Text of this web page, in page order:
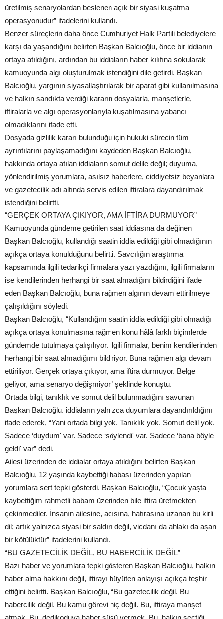
üretilmiş senaryolardan beslenen açık bir siyasi kuşatma
operasyonudur” ifadelerini kullandı.
Benzer süreçlerin daha önce Cumhuriyet Halk Partili belediyelere
karşı da yaşandığını belirten Başkan Balcıoğlu, önce bir iddianın
ortaya atıldığını, ardından bu iddiaların haber kılıfına sokularak
kamuoyunda algı oluşturulmak istendiğini dile getirdi. Başkan
Balcıoğlu, yargının siyasallaştırılarak bir aparat gibi kullanılmasına
ve halkın sandıkta verdiği kararın dosyalarla, manşetlerle,
iftiralarla ve algı operasyonlarıyla kuşatılmasına yabancı
olmadıklarını ifade etti.
Dosyada gizlilik kararı bulunduğu için hukuki sürecin tüm
ayrıntılarını paylaşamadığını kaydeden Başkan Balcıoğlu,
hakkında ortaya atılan iddiaların somut delile değil; duyuma,
yönlendirilmiş yorumlara, asılsız haberlere, ciddiyetsiz beyanlara
ve gazetecilik adı altında servis edilen iftiralara dayandırılmak
istendiğini belirtti.
“GERÇEK ORTAYA ÇIKIYOR, AMA İFTİRA DURMUYOR”
Kamuoyunda gündeme getirilen saat iddiasına da değinen
Başkan Balcıoğlu, kullandığı saatin iddia edildiği gibi olmadığının
açıkça ortaya konulduğunu belirtti. Savcılığın araştırma
kapsamında ilgili tedarikçi firmalara yazı yazdığını, ilgili firmaların
ise kendilerinden herhangi bir saat almadığını bildirdiğini ifade
eden Başkan Balcıoğlu, buna rağmen algının devam ettirilmeye
çalışıldığını söyledi.
Başkan Balcıoğlu, “Kullandığım saatin iddia edildiği gibi olmadığı
açıkça ortaya konulmasına rağmen konu hâlâ farklı biçimlerde
gündemde tutulmaya çalışılıyor. İlgili firmalar, benim kendilerinden
herhangi bir saat almadığımı bildiriyor. Buna rağmen algı devam
ettiriliyor. Gerçek ortaya çıkıyor, ama iftira durmuyor. Belge
geliyor, ama senaryo değişmiyor” şeklinde konuştu.
Ortada bilgi, tanıklık ve somut delil bulunmadığını savunan
Başkan Balcıoğlu, iddiaların yalnızca duyumlara dayandırıldığını
ifade ederek, “Yani ortada bilgi yok. Tanıklık yok. Somut delil yok.
Sadece ‘duydum' var. Sadece ‘söylendi' var. Sadece ‘bana böyle
geldi' var” dedi.
Ailesi üzerinden de iddialar ortaya atıldığını belirten Başkan
Balcıoğlu, 12 yaşında kaybettiği babası üzerinden yapılan
yorumlara sert tepki gösterdi. Başkan Balcıoğlu, “Çocuk yaşta
kaybettiğim rahmetli babam üzerinden bile iftira üretmekten
çekinmediler. İnsanın ailesine, acısına, hatırasına uzanan bu kirli
dil; artık yalnızca siyasi bir saldırı değil, vicdanı da ahlakı da aşan
bir kötülüktür” ifadelerini kullandı.
“BU GAZETECİLİK DEĞİL, BU HABERCİLİK DEĞİL”
Bazı haber ve yorumlara tepki gösteren Başkan Balcıoğlu, halkın
haber alma hakkını değil, iftirayı büyüten anlayışı açıkça teşhir
ettiğini belirtti. Başkan Balcıoğlu, “Bu gazetecilik değil. Bu
habercilik değil. Bu kamu görevi hiç değil. Bu, iftiraya manşet